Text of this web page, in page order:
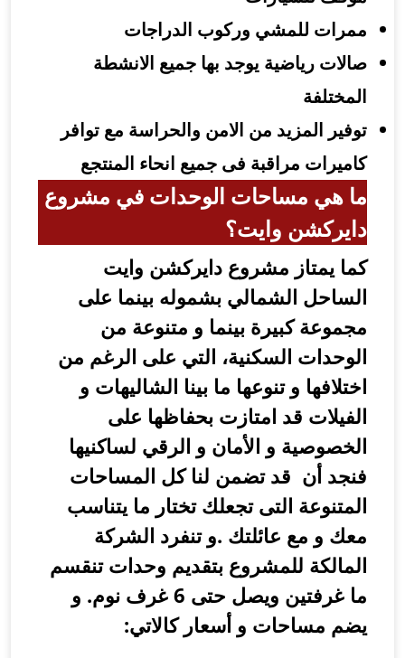
للمشي وركوب الدراجات
رياضية يوجد بها جميع الانشطة
المزيد من الامن والحراسة مع توافر
مراقبة فى جميع انحاء المنتجع
هي مساحات الوحدات في مشروع
وايت؟
يمتاز مشروع دايركشن وايت
الشمالي بشموله بينما على
كبيرةبينماو متنوعة من
السكنية، التي على الرغم من
و تنوعها ما بينا الشاليهات و
قد امتازت بحفاظها على
و الأمان و الرقي لساكنيها
أن قد تضمن لنا كل المساحات
التى تجعلك تختار ما يتناسب
و مع عائلتك .و تنفرد الشركة
للمشروع بتقديم وحدات تنقسم
ما غرفتين ويصل حتى 6 غرف نوم. و
مساحات و أسعار كالاتي: